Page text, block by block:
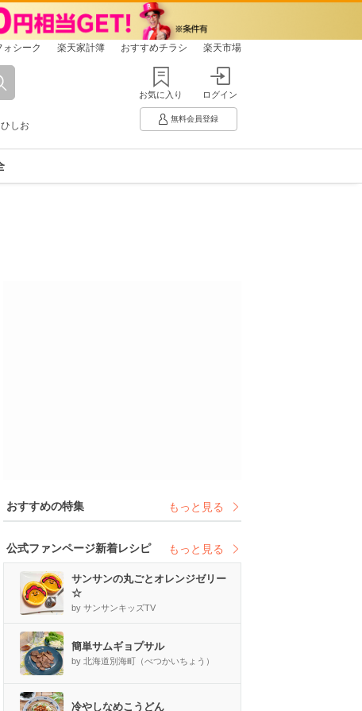
ォシーク 楽天家計簿 おすすめチラシ 楽天市場
ひしお
お気に入り ログイン
無料会員登録
おすすめの特集 もっと見る
公式ファンページ新着レシピ もっと見る
サンサンの丸ごとオレンジゼリー
☆
by サンサンキッズTV
簡単サムギョプサル
by 北海道別海町（べつかいちょう）
冷やしなめこうどん